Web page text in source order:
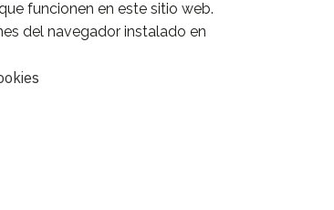
funcionen en este sitio web.
del navegador instalado en